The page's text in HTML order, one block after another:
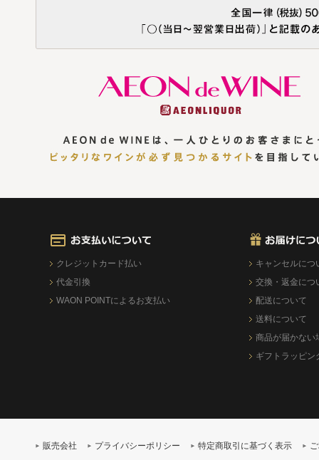
クレジットカード払い
代金引換
WAON POINTによるお支払い
キャンセルにつ
交換・返金につ
配送について
送料について
商品が届かない
ギフトラッピン
販売会社 プライバシーポリシー 特定商取引に基づく表示